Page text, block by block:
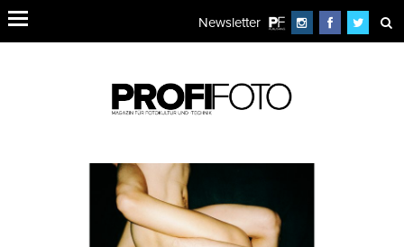
Newsletter